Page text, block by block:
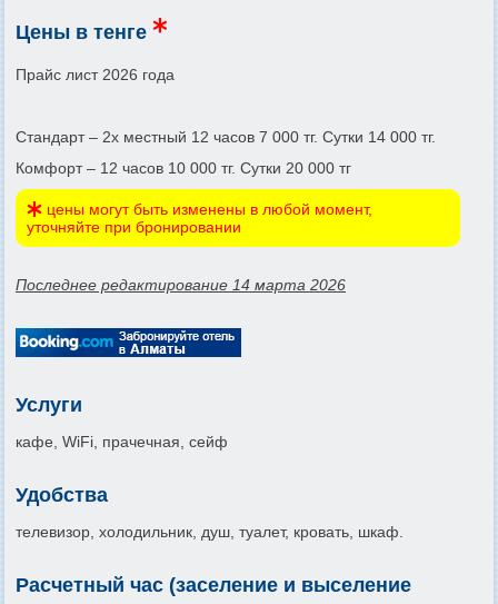
Цены в тенге
Прайс лист 2026 года
Стандарт – 2х местный 12 часов 7 000 тг. Сутки 14 000 тг.
Комфорт – 12 часов 10 000 тг. Сутки 20 000 тг
цены могут быть изменены в любой момент,
уточняйте при бронировании
Последнее редактирование 14 марта 2026
Услуги
кафе, WiFi, прачечная, сейф
Удобства
телевизор, холодильник, душ, туалет, кровать, шкаф.
Расчетный час (заселение и выселение